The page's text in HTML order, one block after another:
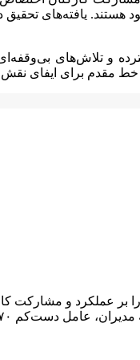
گسترده و تلاش‌های
خط مقدم برای ایفای نقش
بر عملکرد و
در میان واحدهای مختلف کسب‌وکار هستند.